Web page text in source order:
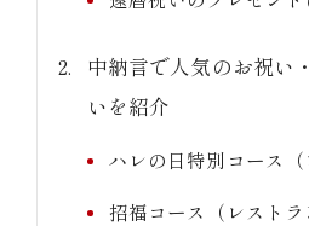
中納言で人気のお祝い
いを紹介
ハレの日特別コース（
招福コース（レストラ